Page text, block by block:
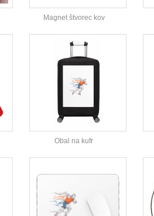
Magnet štvorec kov
Obal na kufr